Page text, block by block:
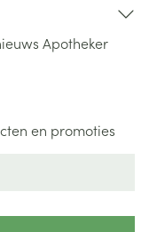
Apotheker
en promoties